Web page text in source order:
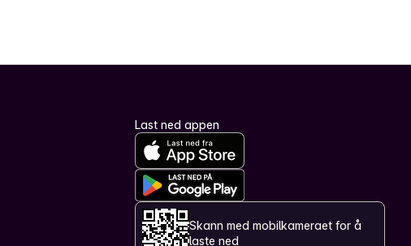
Last ned appen
Skann med mobilkameraet for å
laste ned